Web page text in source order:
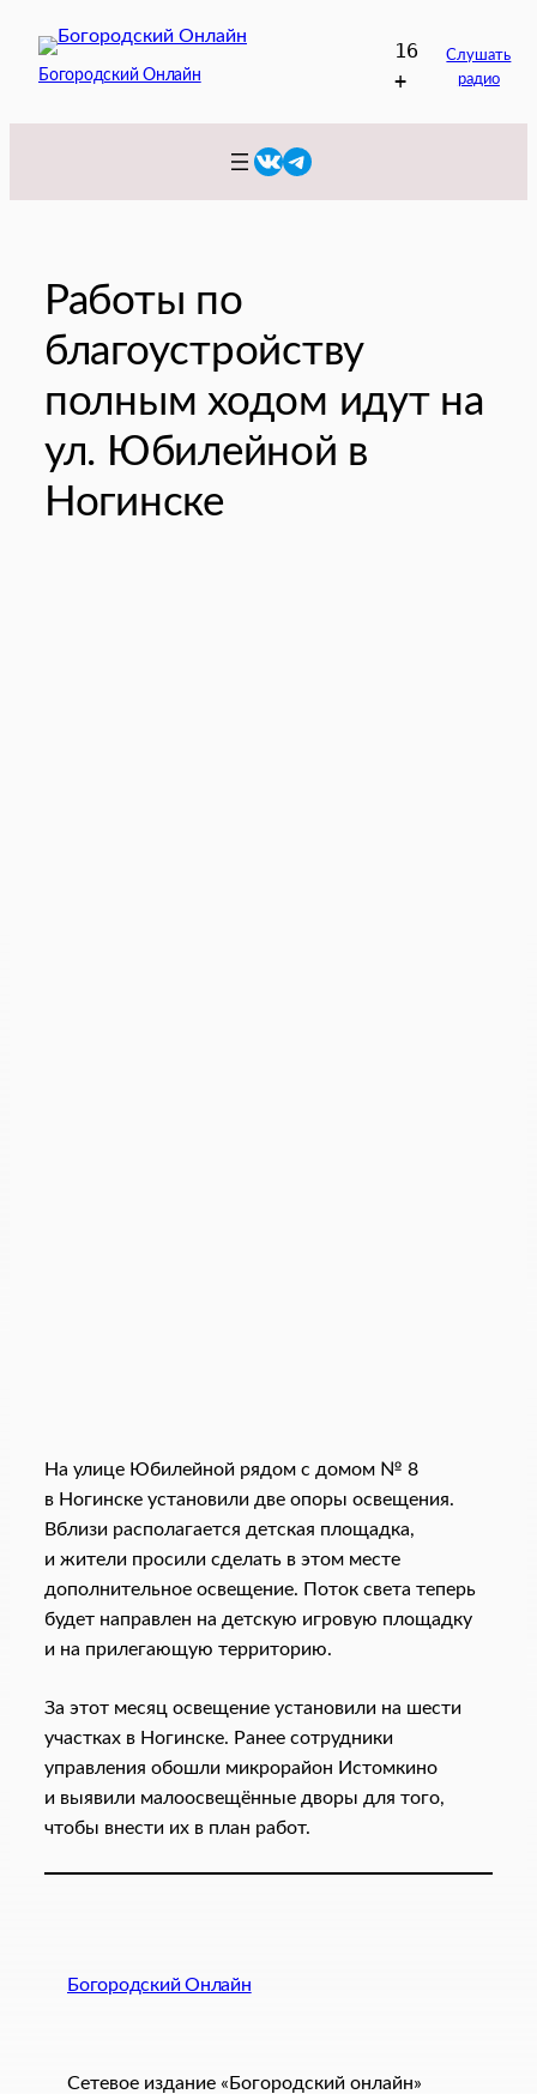
содержимому
Богородский Онлайн
16
+
Слушать
радио
VKTelegram
Работы по
благоустройству
полным ходом идут на
ул. Юбилейной в
Ногинске
На улице Юбилейной рядом с домом № 8
в Ногинске установили две опоры освещения.
Вблизи располагается детская площадка,
и жители просили сделать в этом месте
дополнительное освещение. Поток света теперь
будет направлен на детскую игровую площадку
и на прилегающую территорию.
За этот месяц освещение установили на шести
участках в Ногинске. Ранее сотрудники
управления обошли микрорайон Истомкино
и выявили малоосвещённые дворы для того,
чтобы внести их в план работ.
Богородский Онлайн
Сетевое издание «Богородский онлайн»